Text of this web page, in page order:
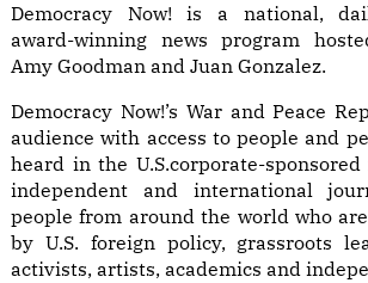
Democracy Now! is a national,
award-winning news program
Amy Goodman and Juan Gonzalez.
Democracy Now!’s War and Peace
audience with access to people and
heard in the U.S.corporate-
independent and international
people from around the world who
by U.S. foreign policy, grassroots
activists, artists, academics and